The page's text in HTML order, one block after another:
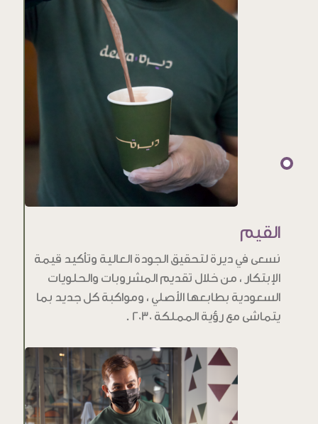
القيم
نسعى في ديرة لتحقيق الجودة العالية وتأكيد قيمة
الإبتكار ، من خلال تقديم المشروبات والحلويات
السعودية بطابعها الأصلي ، ومواكبة كل جديد بما
يتماشى مع رؤية المملكة 2030 .